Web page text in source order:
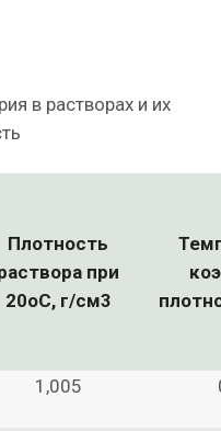
в растворах и их
Плотность
при
20оС, г/см3
1,005